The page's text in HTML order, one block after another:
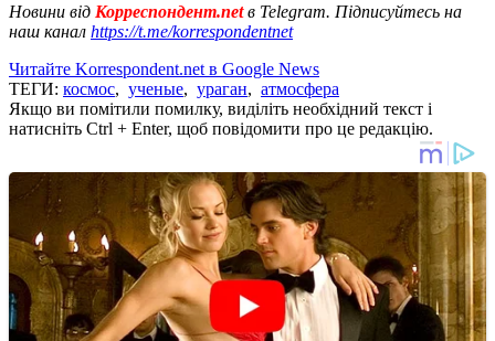
Новини від Корреспондент.netв Telegram. Підписуйтесь на
наш канал https://t.me/korrespondentnet
Читайте Korrespondent.net в Google News
ТЕГИ: космос, ученые, ураган, атмосфера
Якщо ви помітили помилку, виділіть необхідний текст і
натисніть Ctrl + Enter, щоб повідомити про це редакцію.